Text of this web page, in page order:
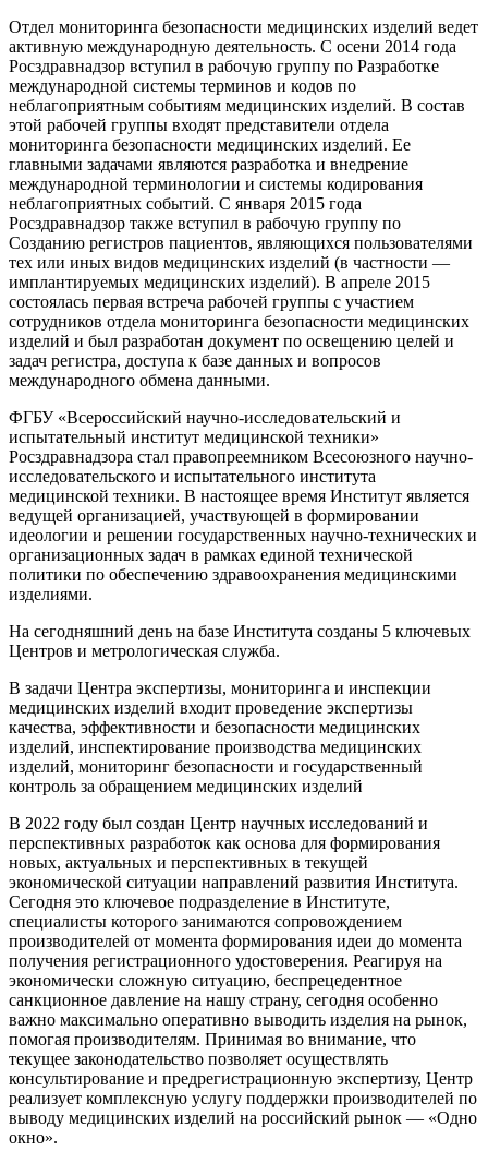
Отдел мониторинга безопасности медицинских изделий ведет
активную международную деятельность. С осени 2014 года
Росздравнадзор вступил в рабочую группу по Разработке
международной системы терминов и кодов по
неблагоприятным событиям медицинских изделий. В состав
этой рабочей группы входят представители отдела
мониторинга безопасности медицинских изделий. Ее
главными задачами являются разработка и внедрение
международной терминологии и системы кодирования
неблагоприятных событий. С января 2015 года
Росздравнадзор также вступил в рабочую группу по
Созданию регистров пациентов, являющихся пользователями
тех или иных видов медицинских изделий (в частности —
имплантируемых медицинских изделий). В апреле 2015
состоялась первая встреча рабочей группы с участием
сотрудников отдела мониторинга безопасности медицинских
изделий и был разработан документ по освещению целей и
задач регистра, доступа к базе данных и вопросов
международного обмена данными.
ФГБУ «Всероссийский научно-исследовательский и
испытательный институт медицинской техники»
Росздравнадзора стал правопреемником Всесоюзного научно-
исследовательского и испытательного института
медицинской техники. В настоящее время Институт является
ведущей организацией, участвующей в формировании
идеологии и решении государственных научно-технических и
организационных задач в рамках единой технической
политики по обеспечению здравоохранения медицинскими
изделиями.
На сегодняшний день на базе Института созданы 5 ключевых
Центров и метрологическая служба.
В задачи Центра экспертизы, мониторинга и инспекции
медицинских изделий входит проведение экспертизы
качества, эффективности и безопасности медицинских
изделий, инспектирование производства медицинских
изделий, мониторинг безопасности и государственный
контроль за обращением медицинских изделий
В 2022 году был создан Центр научных исследований и
перспективных разработок как основа для формирования
новых, актуальных и перспективных в текущей
экономической ситуации направлений развития Института.
Сегодня это ключевое подразделение в Институте,
специалисты которого занимаются сопровождением
производителей от момента формирования идеи до момента
получения регистрационного удостоверения. Реагируя на
экономически сложную ситуацию, беспрецедентное
санкционное давление на нашу страну, сегодня особенно
важно максимально оперативно выводить изделия на рынок,
помогая производителям. Принимая во внимание, что
текущее законодательство позволяет осуществлять
консультирование и предрегистрационную экспертизу, Центр
реализует комплексную услугу поддержки производителей по
выводу медицинских изделий на российский рынок — «Одно
окно».